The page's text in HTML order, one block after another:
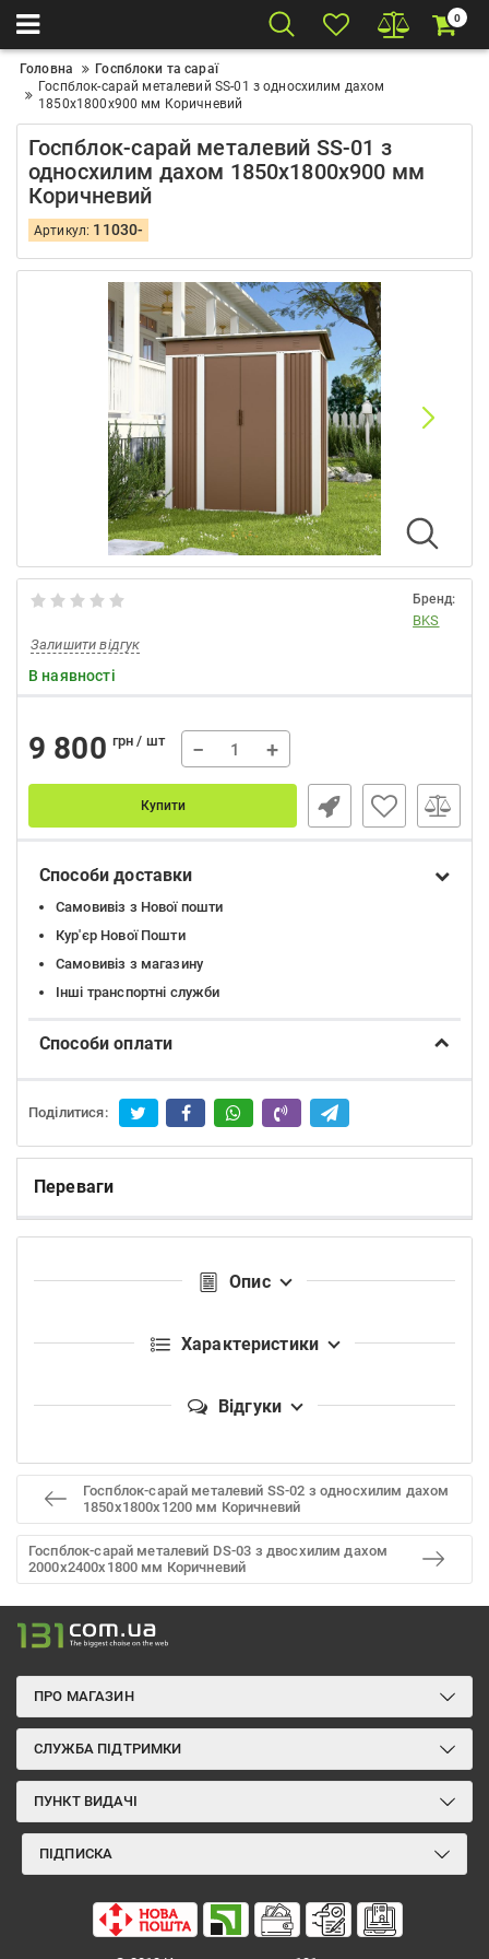
0
Головна
Госпблоки та сараї
Госпблок-сарай металевий SS-01 з односхилим дахом
1850х1800х900 мм Коричневий
Госпблок-сарай металевий SS-01 з
односхилим дахом 1850х1800х900 мм
Коричневий
Артикул: 11030-
Бренд:
BKS
Залишити відгук
В наявності
9 800 грн / шт − +
Купити
Способи доставки
Самовивіз з Нової пошти
Кур'єр Нової Пошти
Самовивіз з магазину
Інші транспортні служби
Способи оплати
Поділитися:
Переваги
Опис
Характеристики
Відгуки
Госпблок-сарай металевий SS-02 з односхилим дахом
1850х1800х1200 мм Коричневий
Госпблок-сарай металевий DS-03 з двосхилим дахом
2000х2400х1800 мм Коричневий
ПРО МАГАЗИН
СЛУЖБА ПІДТРИМКИ
ПУНКТ ВИДАЧІ
ПІДПИСКА